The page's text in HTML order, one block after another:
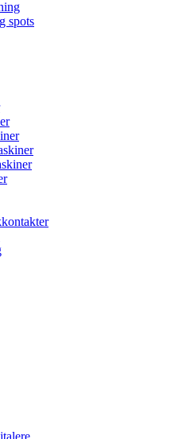
spots